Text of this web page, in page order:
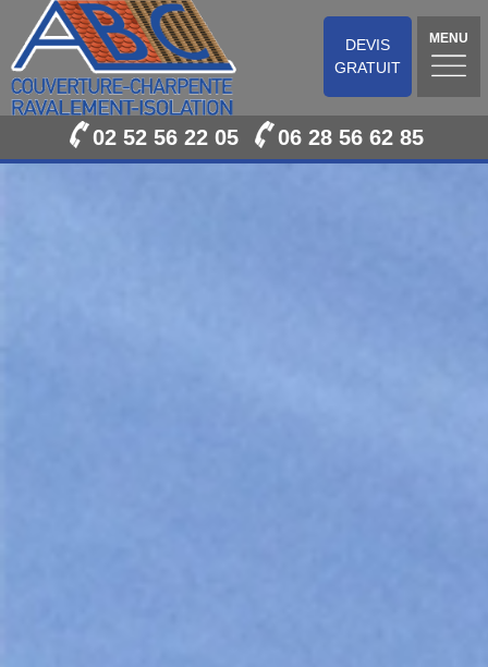
DEVIS
GRATUIT
MENU
02 52 56 22 05 06 28 56 62 85